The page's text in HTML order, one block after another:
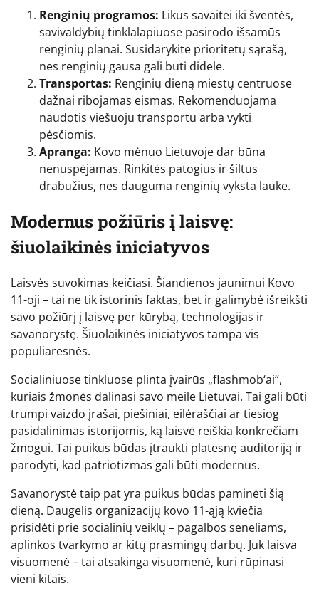
Renginių programos: Likus savaitei iki šventės,
savivaldybių tinklalapiuose pasirodo išsamūs
renginių planai. Susidarykite prioritetų sąrašą,
nes renginių gausa gali būti didelė.
Transportas: Renginių dieną miestų centruose
dažnai ribojamas eismas. Rekomenduojama
naudotis viešuoju transportu arba vykti
pėsčiomis.
Apranga: Kovo mėnuo Lietuvoje dar būna
nenuspėjamas. Rinkitės patogius ir šiltus
drabužius, nes dauguma renginių vyksta lauke.
Modernus požiūris į laisvę:
šiuolaikinės iniciatyvos
Laisvės suvokimas keičiasi. Šiandienos jaunimui Kovo
11-oji – tai ne tik istorinis faktas, bet ir galimybė išreikšti
savo požiūrį į laisvę per kūrybą, technologijas ir
savanorystę. Šiuolaikinės iniciatyvos tampa vis
populiaresnės.
Socialiniuose tinkluose plinta įvairūs „flashmob‘ai“,
kuriais žmonės dalinasi savo meile Lietuvai. Tai gali būti
trumpi vaizdo įrašai, piešiniai, eilėraščiai ar tiesiog
pasidalinimas istorijomis, ką laisvė reiškia konkrečiam
žmogui. Tai puikus būdas įtraukti platesnę auditoriją ir
parodyti, kad patriotizmas gali būti modernus.
Savanorystė taip pat yra puikus būdas paminėti šią
dieną. Daugelis organizacijų kovo 11-ąją kviečia
prisidėti prie socialinių veiklų – pagalbos seneliams,
aplinkos tvarkymo ar kitų prasmingų darbų. Juk laisva
visuomenė – tai atsakinga visuomenė, kuri rūpinasi
vieni kitais.